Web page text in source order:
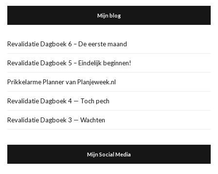
Mijn blog
Revalidatie Dagboek 6 – De eerste maand
Revalidatie Dagboek 5 – Eindelijk beginnen!
Prikkelarme Planner van Planjeweek.nl
Revalidatie Dagboek 4 — Toch pech
Revalidatie Dagboek 3 — Wachten
Mijn Social Media